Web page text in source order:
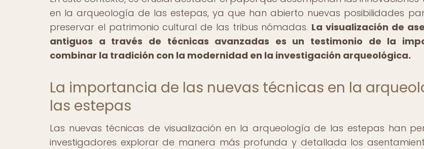
en la arqueología de las estepas, ya que han abierto nuevas posibilidades
preservar el patrimonio cultural de las tribus nómadas. La visualización de
antiguos a través de técnicas avanzadas es un testimonio de la
combinar la tradición con la modernidad en la investigación arqueológica.
La importancia de las nuevas técnicas en la
las estepas
Las nuevas técnicas de visualización en la arqueología de las estepas han
investigadores explorar de manera más profunda y detallada los